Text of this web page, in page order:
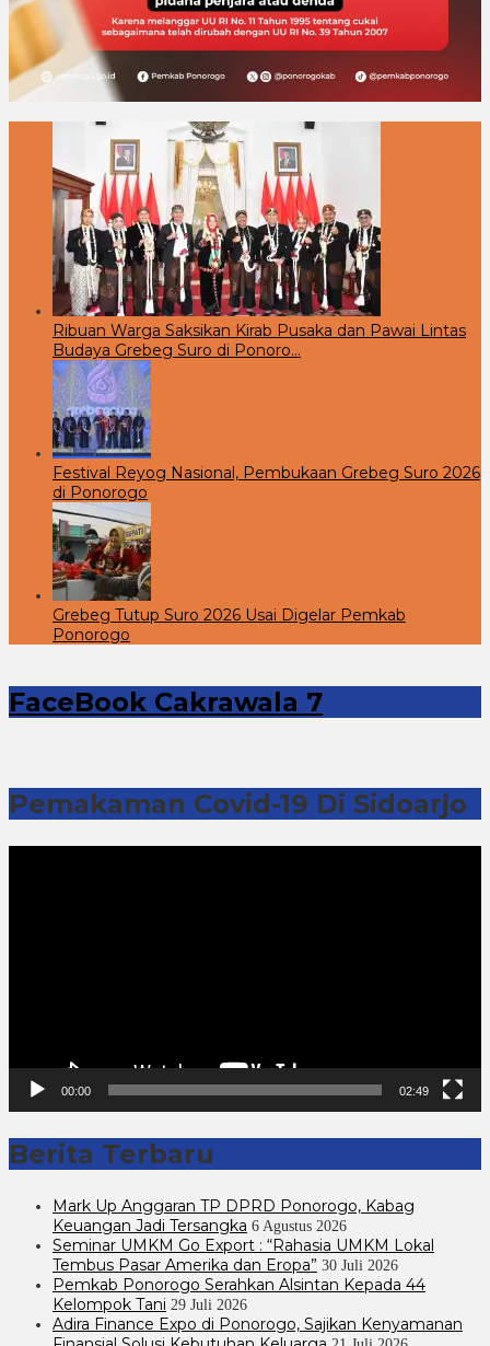
Ribuan Warga Saksikan Kirab Pusaka dan Pawai Lintas
Budaya Grebeg Suro di Ponoro…
Festival Reyog Nasional, Pembukaan Grebeg Suro 2026
di Ponorogo
Grebeg Tutup Suro 2026 Usai Digelar Pemkab
Ponorogo
FaceBook Cakrawala 7
Pemakaman Covid-19 Di Sidoarjo
00:00 02:49
Berita Terbaru
Mark Up Anggaran TP DPRD Ponorogo, Kabag
Keuangan Jadi Tersangka 6 Agustus 2026
Seminar UMKM Go Export : “Rahasia UMKM Lokal
Tembus Pasar Amerika dan Eropa” 30 Juli 2026
Pemkab Ponorogo Serahkan Alsintan Kepada 44
Kelompok Tani 29 Juli 2026
Adira Finance Expo di Ponorogo, Sajikan Kenyamanan